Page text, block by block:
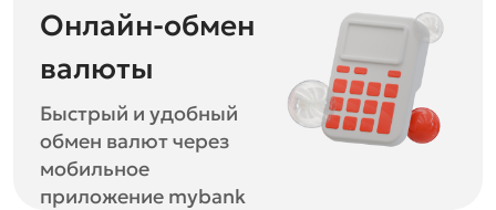
Онлайн-обмен
валюты
Быстрый и удобный
обмен валют через
мобильное
приложение mybank